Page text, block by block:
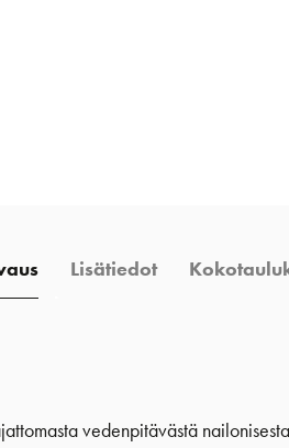
Lisätiedot
vedenpitävästä